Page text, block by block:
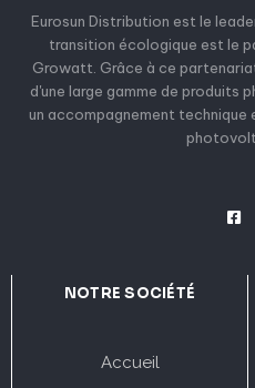
Eurosun Distribution est le
transition écologique est le
Growatt. Grâce à ce
d'une large gamme de
un accompagnement
NOTRE SOCIÉTÉ
Accueil